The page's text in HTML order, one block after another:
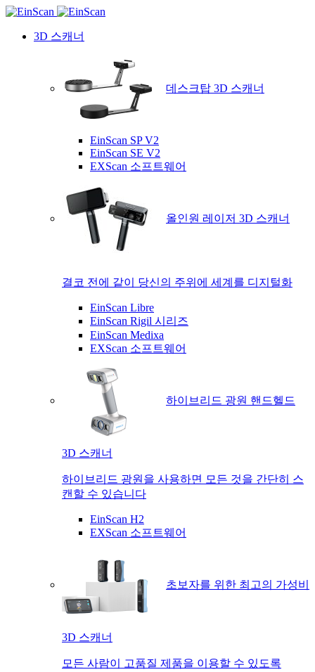
3D 스캐너
데스크탑 3D 스캐너
EinScan SP V2
EinScan SE V2
EXScan 소프트웨어
올인원 레이저 3D 스캐너
결코 전에 같이 당신의 주위에 세계를 디지털화
EinScan Libre
EinScan Rigil 시리즈
EinScan Medixa
EXScan 소프트웨어
하이브리드 광원 핸드헬드
3D 스캐너
하이브리드 광원을 사용하면 모든 것을 간단히 스
캔할 수 있습니다
EinScan H2
EXScan 소프트웨어
초보자를 위한 최고의 가성비
3D 스캐너
모든 사람이 고품질 제품을 이용할 수 있도록